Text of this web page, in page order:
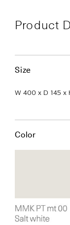
Product
Size
W 400 x D 145 x
Color